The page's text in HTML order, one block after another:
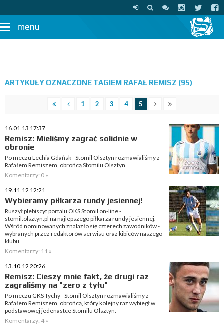
menu
ARTYKUŁY OZNACZONE TAGIEM RAFAŁ REMISZ (95)
1 2 3 4 5
16.01.13 17:37
Remisz: Mieliśmy zagrać solidnie w
obronie
Po meczu Lechia Gdańsk - Stomil Olsztyn rozmawialiśmy z
Rafałem Remiszem, obrońcą Stomilu Olsztyn.
Komentarzy: 0 »
19.11.12 12:21
Wybieramy piłkarza rundy jesiennej!
Ruszył plebiscyt portalu OKS Stomil on-line -
stomil.olsztyn.pl na najlepszego piłkarza rundy jesiennej.
Wśród nominowanych znalazło się czterech zawodników -
wybranych przez redaktorów serwisu oraz kibiców naszego
klubu.
Komentarzy: 11 »
13.10.12 20:26
Remisz: Cieszy mnie fakt, że drugi raz
zagraliśmy na "zero z tyłu"
Po meczu GKS Tychy - Stomil Olsztyn rozmawialiśmy z
Rafałem Remiszem, obrońcą, który kolejny raz wybiegł w
podstawowej jedenastce Stomilu Olsztyn.
Komentarzy: 4 »